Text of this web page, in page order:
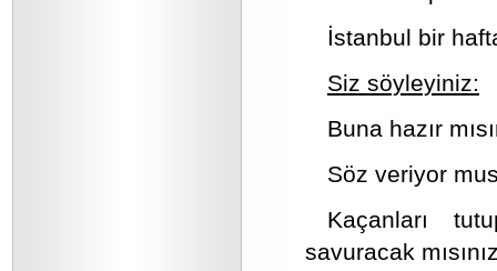
İstanbul bir
Siz söyleyiniz:
Buna hazır
Söz veriyor
Kaçanları
savuracak